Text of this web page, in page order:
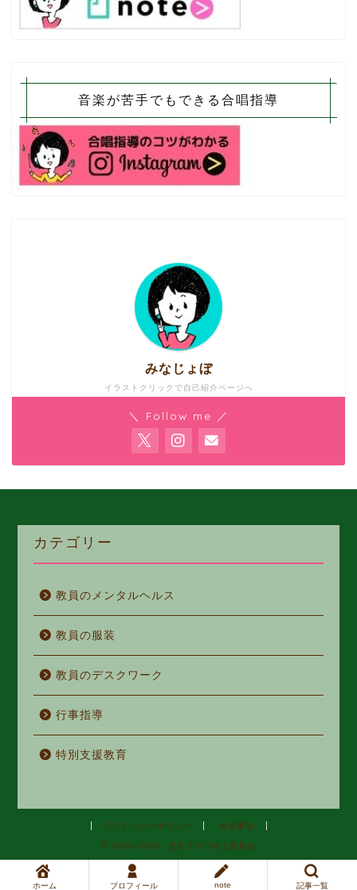
音楽が苦手でもできる合唱指導
イラストクリックで自己紹介ページへ
みなじょぼ
公立中学校教員・小学校非常勤講師・小中学校支援員と
して、計１０年間勤務。小・中・高・特支の教員免許あ
り。うつ病休職＆退職経験者。
＼ Follow me ／
カテゴリー
教員のメンタルヘルス
教員の服装
教員のデスクワーク
行事指導
特別支援教育
プライバシーポリシー 免責事項
2020–2026 先生ライフ向上委員会
ホーム プロフィール note 記事一覧